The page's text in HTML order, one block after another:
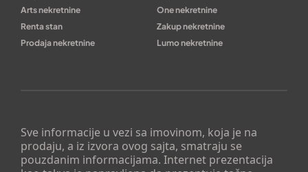
Sve informacije u vezi sa imovinom, koja je na
prodaju, a iz izvora ovog sajta, smatraju se
pouzdanim informacijama. Internet prezentacija
Arts nekretnine
One nekretnine
Renta stan
Zakup nekretnine
Prodaja nekretnine
Lumo nekretnine